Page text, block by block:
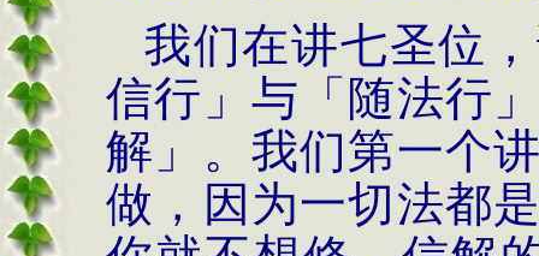
我们在讲七圣位
信行」与「随法行
解」。我们第一个
做，因为一切法都